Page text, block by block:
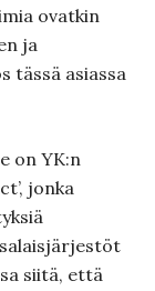
ovatkin
ja
tässä asiassa
on YK:n
jonka
siitä, että